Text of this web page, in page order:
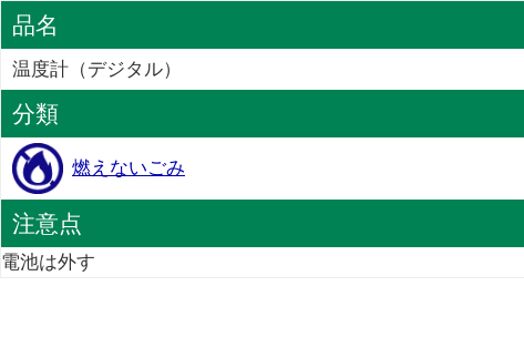
品名
温度計（デジタル）
分類
燃えないごみ
注意点
電池は外す